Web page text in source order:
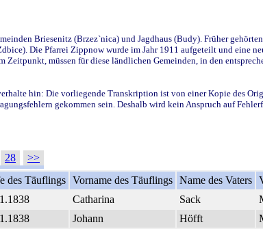
Briesenitz (Brzez`nica) und Jagdhaus (Budy). Früher
Die Pfarrei Zippnow wurde im Jahr 1911 aufgeteilt und eine
müssen für diese ländlichen Gemeinden, in den
hin: Die vorliegende Transkription ist von einer Kopie des
gekommen sein. Deshalb wird kein Anspruch auf
28
>>
des Täuflings Vorname des Täuflings Name des Vaters
Catharina Sack
Johann Höfft